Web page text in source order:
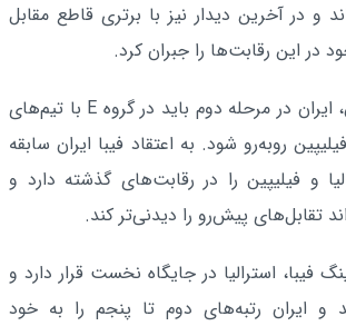
و در آخرین دیدار نیز با برتری قاطع مقابل
در این رقابت‌ها را جبران کرد.
بر اساس این گزارش، ایران در مرحله دوم باید در گروه E با تیم‌های
فیلیپین روبه‌رو شود. به اعتقاد فیبا ایران سابقه
و فیلیپین را در رقابت‌های گذشته دارد و
تقابل‌های پیش‌رو را دیدنی‌تر کند.
فیبا، استرالیا در جایگاه نخست قرار دارد و
و ایران رتبه‌های دوم تا پنجم را به خود